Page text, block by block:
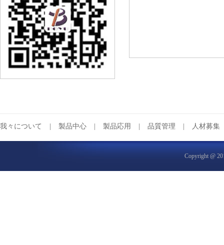
我々について 製品中心 製品応用 品質管理 人材募集
Copyright @